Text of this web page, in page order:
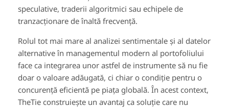
speculative, traderii algoritmici sau echipele de
tranzacționare de înaltă frecvență.
Rolul tot mai mare al analizei sentimentale și al datelor
alternative în managementul modern al portofoliului
face ca integrarea unor astfel de instrumente să nu fie
doar o valoare adăugată, ci chiar o condiție pentru o
concurență eficientă pe piața globală. În acest context,
TheTie construiește un avantaj ca soluție care nu